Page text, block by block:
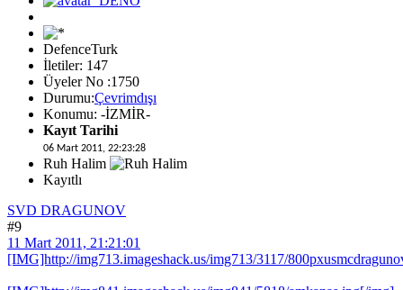
DefenceTurk
İletiler: 147
Üyeler No :1750
Durumu:Çevrimdışı
Konumu: -İZMİR-
Kayıt Tarihi
06 Mart 2011, 22:23:28
Ruh Halim
Kayıtlı
SVD DRAGUNOV
#9
11 Mart 2011, 21:21:01
[IMG]http://img713.imageshack.us/img713/3117/